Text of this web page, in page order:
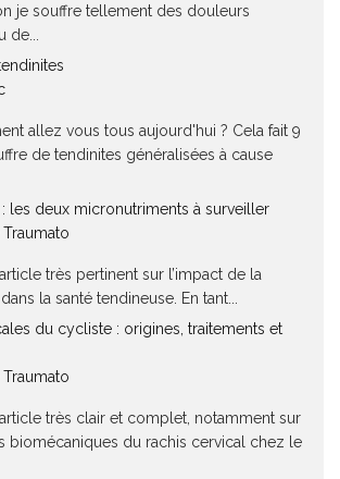
je souffre tellement des douleurs
allez vous tous aujourd'hui ? Cela fait 9
de tendinites généralisées à cause
les deux micronutriments à surveiller
très pertinent sur l’impact de la
la santé tendineuse. En tant...
du cycliste : origines, traitements et
très clair et complet, notamment sur
biomécaniques du rachis cervical chez le